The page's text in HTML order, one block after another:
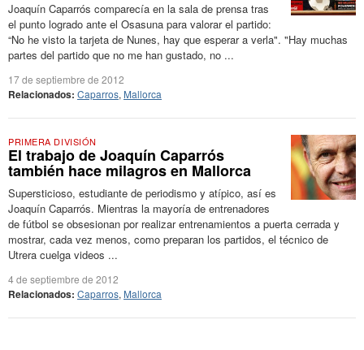
Joaquín Caparrós comparecía en la sala de prensa tras
el punto logrado ante el Osasuna para valorar el partido:
“No he visto la tarjeta de Nunes, hay que esperar a verla". "Hay muchas
partes del partido que no me han gustado, no ...
17 de septiembre de 2012
Relacionados: Caparros, Mallorca
PRIMERA DIVISIÓN
El trabajo de Joaquín Caparrós
también hace milagros en Mallorca
Supersticioso, estudiante de periodismo y atípico, así es
Joaquín Caparrós. Mientras la mayoría de entrenadores
de fútbol se obsesionan por realizar entrenamientos a puerta cerrada y
mostrar, cada vez menos, como preparan los partidos, el técnico de
Utrera cuelga videos ...
4 de septiembre de 2012
Relacionados: Caparros, Mallorca